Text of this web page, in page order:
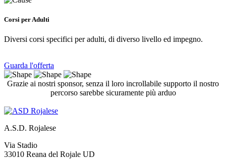
Corsi per Adulti
Diversi corsi specifici per adulti, di diverso livello ed impegno.
Guarda l'offerta
Grazie ai nostri sponsor, senza il loro incrollabile supporto il nostro
percorso sarebbe sicuramente più arduo
A.S.D. Rojalese
Via Stadio
33010 Reana del Rojale UD